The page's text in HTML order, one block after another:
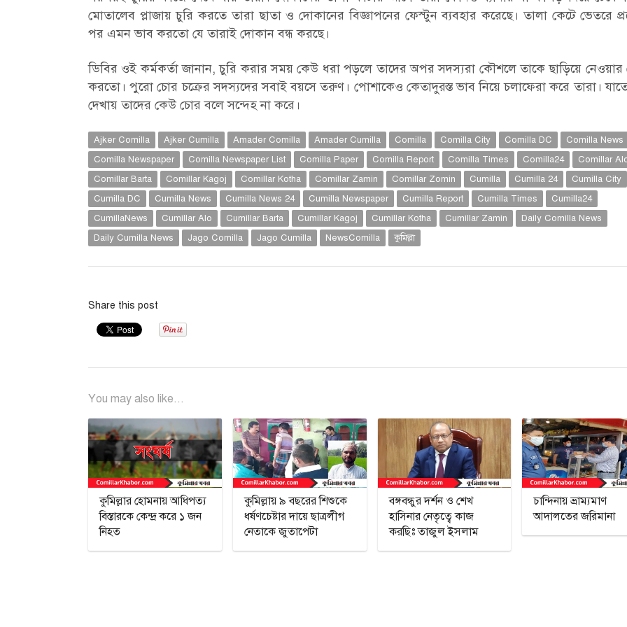
মোতালেব প্লাজায় চুরি করতে তারা ছাতা ও দোকানের বিজ্ঞাপনের ফেস্টুন ব্যবহার করেছে। তালা কেটে ভেতরে
পর এমন ভাব করতো যে তারাই দোকান বন্ধ করছে।
ডিবির ওই কর্মকর্তা জানান, চুরি করার সময় কেউ ধরা পড়লে তাদের অপর সদস্যরা কৌশলে তাকে ছাড়িয়ে নেওয়ার
করতো। পুরো চোর চক্রের সদস্যদের সবাই বয়সে তরুণ। পোশাকেও কেতাদুরস্ত ভাব নিয়ে চলাফেরা করে তারা।
দেখায় তাদের কেউ চোর বলে সন্দেহ না করে।
Ajker Comilla Ajker Cumilla Amader Comilla Amader Cumilla Comilla Comilla City Comilla DC
Comilla News
Comilla Newspaper
Comilla Newspaper List Comilla Paper Comilla Report Comilla Times Comilla24
Comillar
Comillar Barta
Comillar Kagoj Comillar Kotha Comillar Zamin Comillar Zomin Cumilla Cumilla 24
Cumilla City
Cumilla DC
Cumilla News Cumilla News 24 Cumilla Newspaper Cumilla Report Cumilla Times
Cumilla24
CumillaNews
Cumillar Alo Cumillar Barta Cumillar Kagoj Cumillar Kotha Cumillar Zamin
Daily Comilla News
Daily Cumilla News
Jago Comilla Jago Cumilla NewsComilla কুমিল্লা
Share this post
You may also like...
কুমিল্লার হোমনায় আধিপত্য
বিস্তারকে কেন্দ্র করে ১ জন
নিহত
কুমিল্লায় ৯ বছরের শিশুকে
ধর্ষণচেষ্টার দায়ে ছাত্রলীগ
নেতাকে জুতাপেটা
বঙ্গবন্ধুর দর্শন ও শেখ
হাসিনার নেতৃত্বে কাজ
করছিঃ তাজুল ইসলাম
চান্দিনায় ভ্রাম্যমাণ
আদালতের জরিমানা